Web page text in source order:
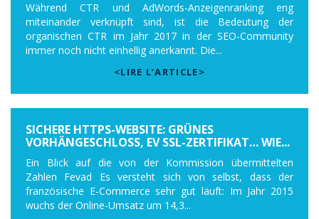
Während CTR und AdWords-Anzeigenranking eng
miteinander verknüpft sind, ist die Bedeutung der
organischen CTR im Jahr 2017 in der SEO-Community
immer noch nicht einhellig anerkannt. Die...
<LIRE L’ARTICLE>
SICHERE HTTPS-WEBSITE: GRÜNES
VORHÄNGESCHLOSS, EV SSL-ZERTIFIKAT… WIE...
Ein Blick auf die von der Kommission übermittelten
Zahlen Fevad Es versteht sich von selbst, dass der
französische E-Commerce sehr gut läuft: Im Jahr 2015
wuchs der Online-Umsatz um 14,3...